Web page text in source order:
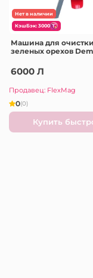
Нет в наличии
КэшБэк: 3000
Машина для очистки
зеленых орехов
6000 Л
Продавец: FlexMag
0(0)
Купить